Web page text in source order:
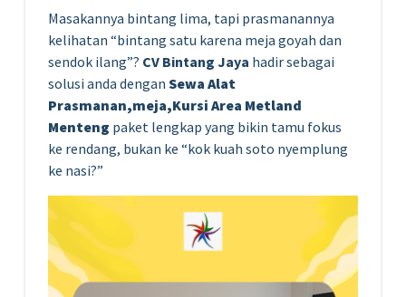
Masakannya bintang lima, tapi prasmanannya
kelihatan “bintang satu karena meja goyah dan
sendok ilang”? CV Bintang Jaya hadir sebagai
solusi anda dengan Sewa Alat
Prasmanan,meja,Kursi Area Metland
Menteng paket lengkap yang bikin tamu fokus
ke rendang, bukan ke “kok kuah soto nyemplung
ke nasi?”